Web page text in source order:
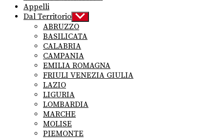
Appelli
Dal Territorio Show
sub
menu
ABRUZZO
BASILICATA
CALABRIA
CAMPANIA
EMILIA ROMAGNA
FRIULI VENEZIA GIULIA
LAZIO
LIGURIA
LOMBARDIA
MARCHE
MOLISE
PIEMONTE